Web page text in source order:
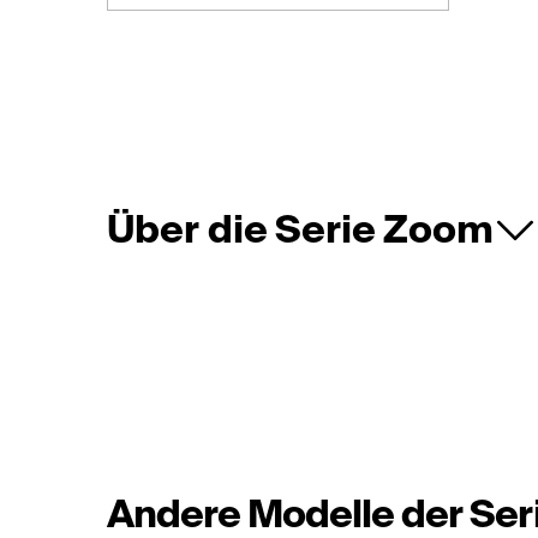
Über die Serie Zoom
Andere Modelle der